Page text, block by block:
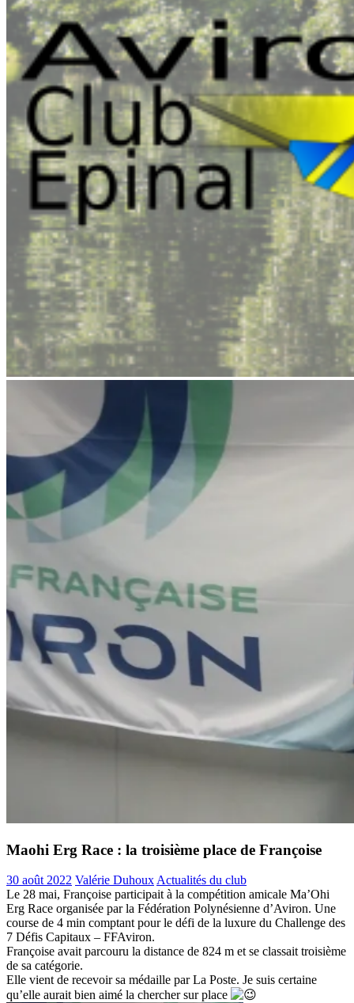
Maohi Erg Race : la troisième place de Françoise
30 août 2022 Valérie DuhouxActualités du club
Le 28 mai, Françoise participait à la compétition amicale Ma’Ohi
Erg Race organisée par la Fédération Polynésienne d’Aviron. Une
course de 4 min comptant pour le défi de la luxure du Challenge des
7 Défis Capitaux – FFAviron.
Françoise avait parcouru la distance de 824 m et se classait troisième
de sa catégorie.
Elle vient de recevoir sa médaille par La Poste. Je suis certaine
qu’elle aurait bien aimé la chercher sur place